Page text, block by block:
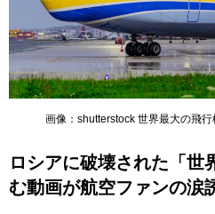
画像：shutterstock 世界最大の飛
ロシアに破壊された「世
む動画が航空ファンの涙